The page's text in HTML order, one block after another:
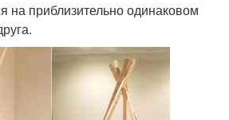
на приблизительно одинаковом